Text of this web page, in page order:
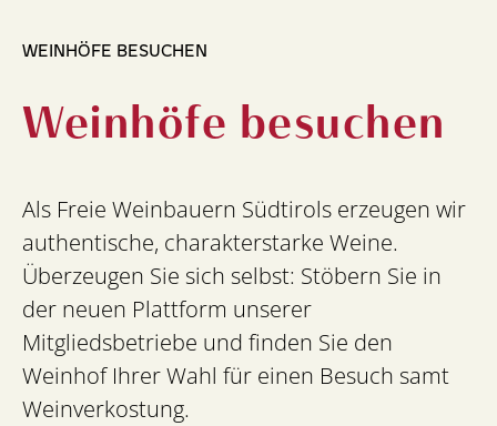
WEINHÖFE BESUCHEN
Weinhöfe besuchen
Als Freie Weinbauern Südtirols erzeugen wir
authentische, charakterstarke Weine.
Überzeugen Sie sich selbst: Stöbern Sie in
der neuen Plattform unserer
Mitgliedsbetriebe und finden Sie den
Weinhof Ihrer Wahl für einen Besuch samt
Weinverkostung.